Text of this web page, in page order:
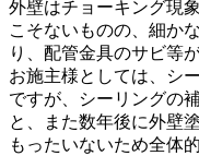
外壁はチョーキング現
こそないものの、細か
り、配管金具のサビ等
お施主様としては、シ
ですが、シーリングの
と、また数年後に外壁
もったいないため全体